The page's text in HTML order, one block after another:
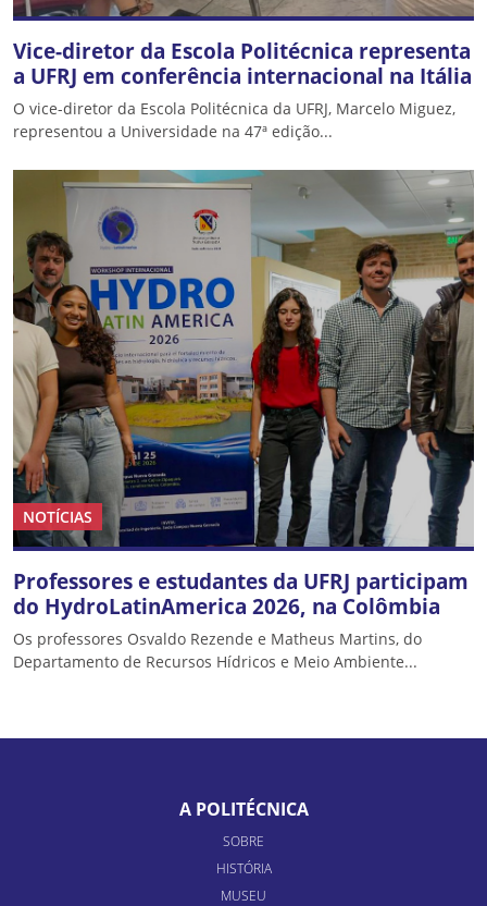
Vice-diretor da Escola Politécnica representa
a UFRJ em conferência internacional na Itália
O vice-diretor da Escola Politécnica da UFRJ, Marcelo Miguez,
representou a Universidade na 47ª edição...
NOTÍCIAS
Professores e estudantes da UFRJ participam
do HydroLatinAmerica 2026, na Colômbia
Os professores Osvaldo Rezende e Matheus Martins, do
Departamento de Recursos Hídricos e Meio Ambiente...
A POLITÉCNICA
SOBRE
HISTÓRIA
MUSEU